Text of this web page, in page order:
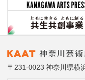
〒231-0023 神奈川県横